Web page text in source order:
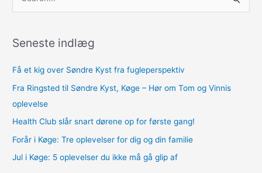
e
:
Seneste indlæg
Få et kig over Søndre Kyst fra fugleperspektiv
Fra Ringsted til Søndre Kyst, Køge – Hør om Tom og Vinnis
oplevelse
Health Club slår snart dørene op for første gang!
Forår i Køge: Tre oplevelser for dig og din familie
Jul i Køge: 5 oplevelser du ikke må gå glip af